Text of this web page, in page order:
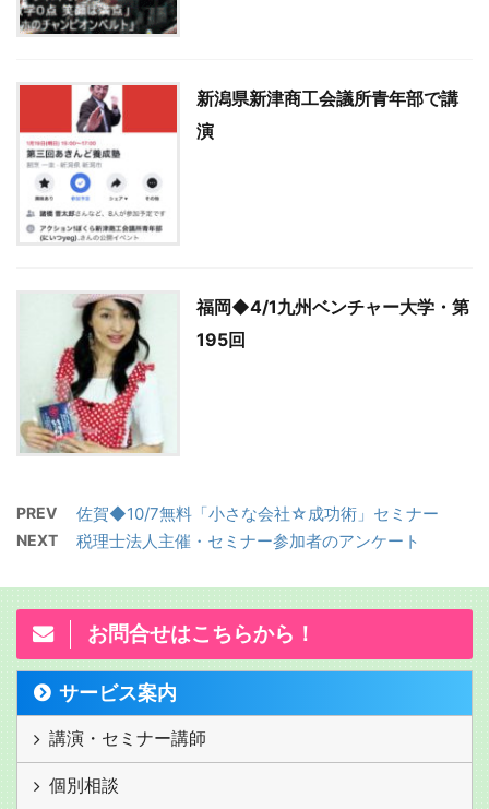
新潟県新津商工会議所青年部で講
演
福岡◆4/1九州ベンチャー大学・第
195回
PREV 佐賀◆10/7無料「小さな会社☆成功術」セミナー
NEXT 税理士法人主催・セミナー参加者のアンケート
お問合せはこちらから！
サービス案内
講演・セミナー講師
個別相談